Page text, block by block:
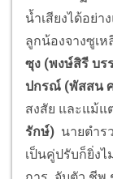
น้ำเสียงได้อย่
ลูกน้องจางซูเห
ซุง (พงษ์สิรี บร
ปกรณ์ (พัสสน
สงสัย และแม้แ
รักษ์) นายตำร
เป็นคู่ปรับก็ยิ่ง